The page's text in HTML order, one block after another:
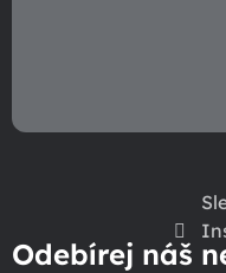
Odebírej náš